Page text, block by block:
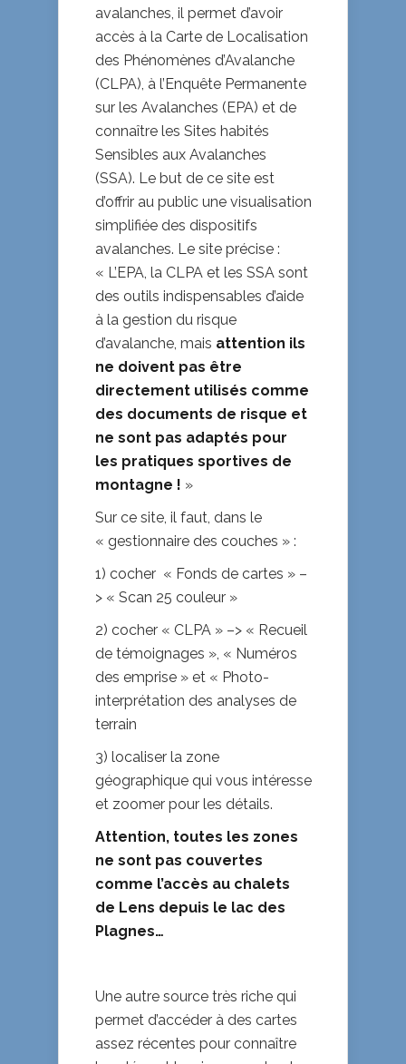
avalanches, il permet d’avoir
accès à la Carte de Localisation
des Phénomènes d’Avalanche
(CLPA), à l’Enquête Permanente
sur les Avalanches (EPA) et de
connaître les Sites habités
Sensibles aux Avalanches
(SSA). Le but de ce site est
d’offrir au public une visualisation
simplifiée des dispositifs
avalanches. Le site précise :
« L’EPA, la CLPA et les SSA sont
des outils indispensables d’aide
à la gestion du risque
d’avalanche, mais attention ils
ne doivent pas être
directement utilisés comme
des documents de risque et
ne sont pas adaptés pour
les pratiques sportives de
montagne ! »
Sur ce site, il faut, dans le
« gestionnaire des couches » :
1) cocher « Fonds de cartes » –
> « Scan 25 couleur »
2) cocher « CLPA » –> « Recueil
de témoignages », « Numéros
des emprise » et « Photo-
interprétation des analyses de
terrain
3) localiser la zone
géographique qui vous intéresse
et zoomer pour les détails.
Attention, toutes les zones
ne sont pas couvertes
comme l’accès au chalets
de Lens depuis le lac des
Plagnes…
Une autre source très riche qui
permet d’accéder à des cartes
assez récentes pour connaître